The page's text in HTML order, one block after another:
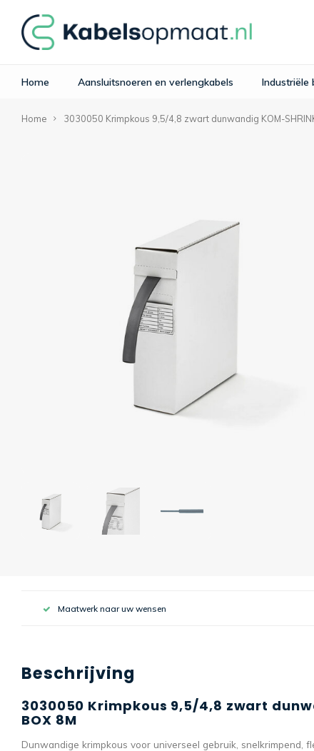
Home Aansluitsnoeren en verlengkabels Industriële
Home 3030050 Krimpkous 9,5/4,8 zwart dunwandig KOM-
Maatwerk naar uw wensen
Beschrijving
3030050 Krimpkous 9,5/4,8 zwart
BOX 8M
Dunwandige krimpkous voor universeel gebruik, snelkrimpend,